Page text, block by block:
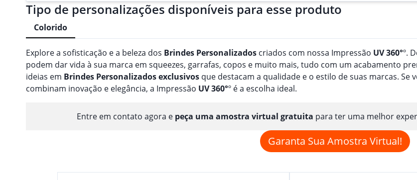
Tipo de personalizações disponíveis para esse produto
Colorido
Explore a sofisticação e a beleza dos Brindes Personalizados criados com nossa Impressão UV 360°º.
podem dar vida à sua marca em squeezes, garrafas, copos e muito mais, tudo com um acabamento
ideias em Brindes Personalizadosexclusivos que destacam a qualidade e o estilo de suas marcas. Se
combinam inovação e elegância, a Impressão UV 360°º é a escolha ideal.
Entre em contato agora e peça uma amostra virtual gratuita para ter uma melhor
Garanta Sua Amostra Virtual!